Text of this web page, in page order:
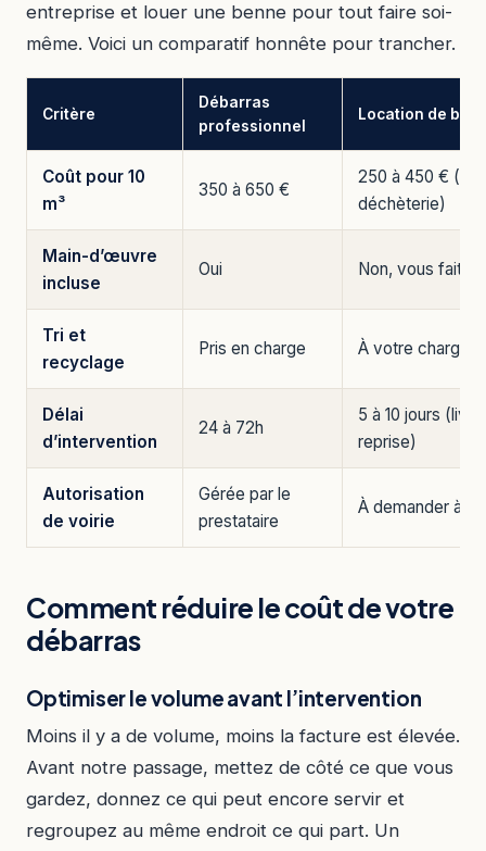
entreprise et louer une benne pour tout faire soi-
même. Voici un comparatif honnête pour trancher.
Critère
Débarras
professionnel
Location de
Coût pour 10
m³
350 à 650 €
250 à 450 €
déchèterie)
Main-d’œuvre
incluse
Oui Non, vous faites
Tri et
recyclage
Pris en charge À votre charge
Délai
d’intervention
24 à 72h
5 à 10 jours
reprise)
Autorisation
de voirie
Gérée par le
prestataire
À demander à la
Comment réduire le coût de votre
débarras
Optimiser le volume avant l’intervention
Moins il y a de volume, moins la facture est élevée.
Avant notre passage, mettez de côté ce que vous
gardez, donnez ce qui peut encore servir et
regroupez au même endroit ce qui part. Un